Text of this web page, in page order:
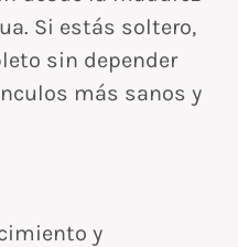
Si estás soltero,
sin depender
más sanos y
y